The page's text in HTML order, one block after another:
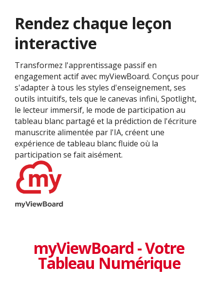
Rendez chaque leçon
interactive
Transformez l'apprentissage passif en
engagement actif avec myViewBoard. Conçus pour
s'adapter à tous les styles d'enseignement, ses
outils intuitifs, tels que le canevas infini, Spotlight,
le lecteur immersif, le mode de participation au
tableau blanc partagé et la prédiction de l'écriture
manuscrite alimentée par l'IA, créent une
expérience de tableau blanc fluide où la
participation se fait aisément.
myViewBoard - Votre
Tableau Numérique